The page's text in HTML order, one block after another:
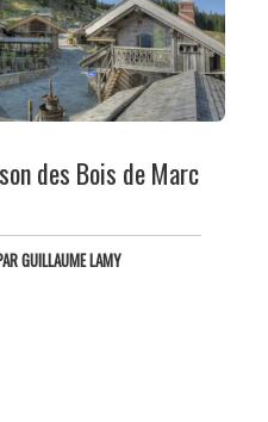
des Bois de Marc
GUILLAUME LAMY